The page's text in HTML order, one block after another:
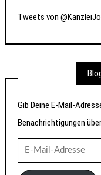
Tweets von
Gib Deine E-Mail-
Benachrichtigungen
Mail-